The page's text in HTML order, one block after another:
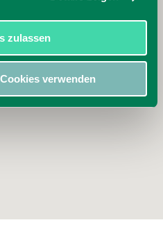
zulassen
verwenden